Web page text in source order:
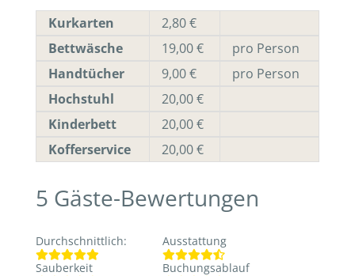
Kurkarten
2,80 €
Bettwäsche
19,00 €
pro Person
Handtücher
9,00 €
pro Person
Hochstuhl
20,00 €
Kinderbett
20,00 €
Kofferservice
20,00 €
5 Gäste-Bewertungen
Durchschnittlich:
Ausstattung
Sauberkeit
Buchungsablauf